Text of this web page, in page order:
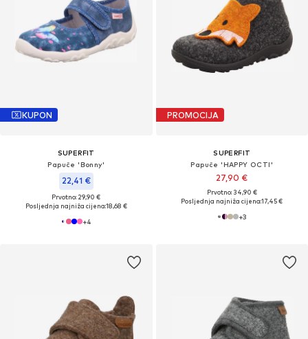
KUPON
SUPERFIT
Papuče 'Bonny'
22,41 €
Prvotno: 29,90 €
Posljednja najniža cijena:18,68 €
+4
PROMOCIJA
SUPERFIT
Papuče 'HAPPY OCTI'
27,90 €
Prvotno: 34,90 €
Posljednja najniža cijena:17,45 €
+3